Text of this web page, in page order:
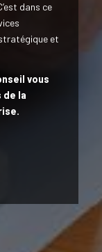
dans ce
et
vous
de la